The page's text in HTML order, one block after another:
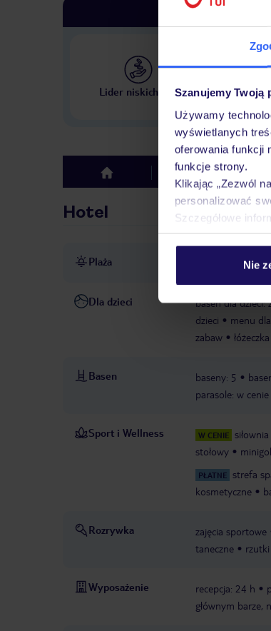
Szanujemy Twoją
Używamy
wyświetlanych
oferowania funkcji
funkcje strony.
Klikając „Zezwól
personalizować
Szczegółowe
Nie
Lider niskich cen
w
top Hotel
Hotel
Plaża bezpośrednio
Dla dzieci basen dla dzieci:
dzieci
menu
zabaw
Basen baseny: 5
parasole: w cenie
Sport i Wellness W CENIE siłownia
stołowy
PŁATNE strefa
kosmetyczne
Rozrywka zajęcia sportowe
taneczne
Wyposażenie recepcja: 24 h
głównym barze,